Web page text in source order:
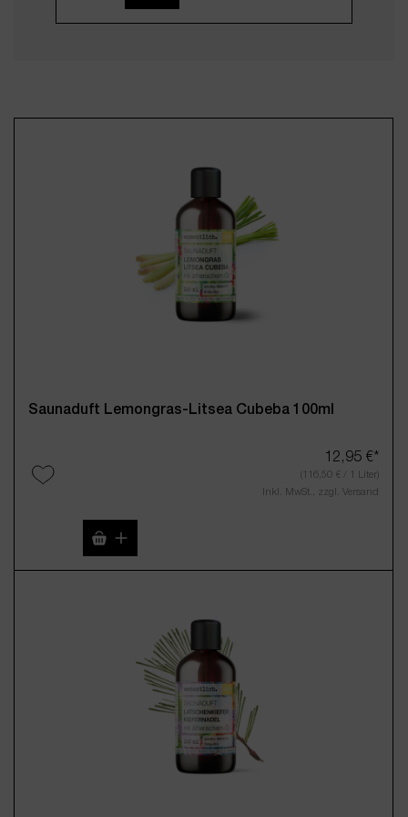
Saunaduft Lemongras-Litsea Cubeba 100ml
12,95 €*
(116,50 € / 1 Liter)
Inkl. MwSt., zzgl. Versand
Produkt Anzahl: Gib den gewünschten